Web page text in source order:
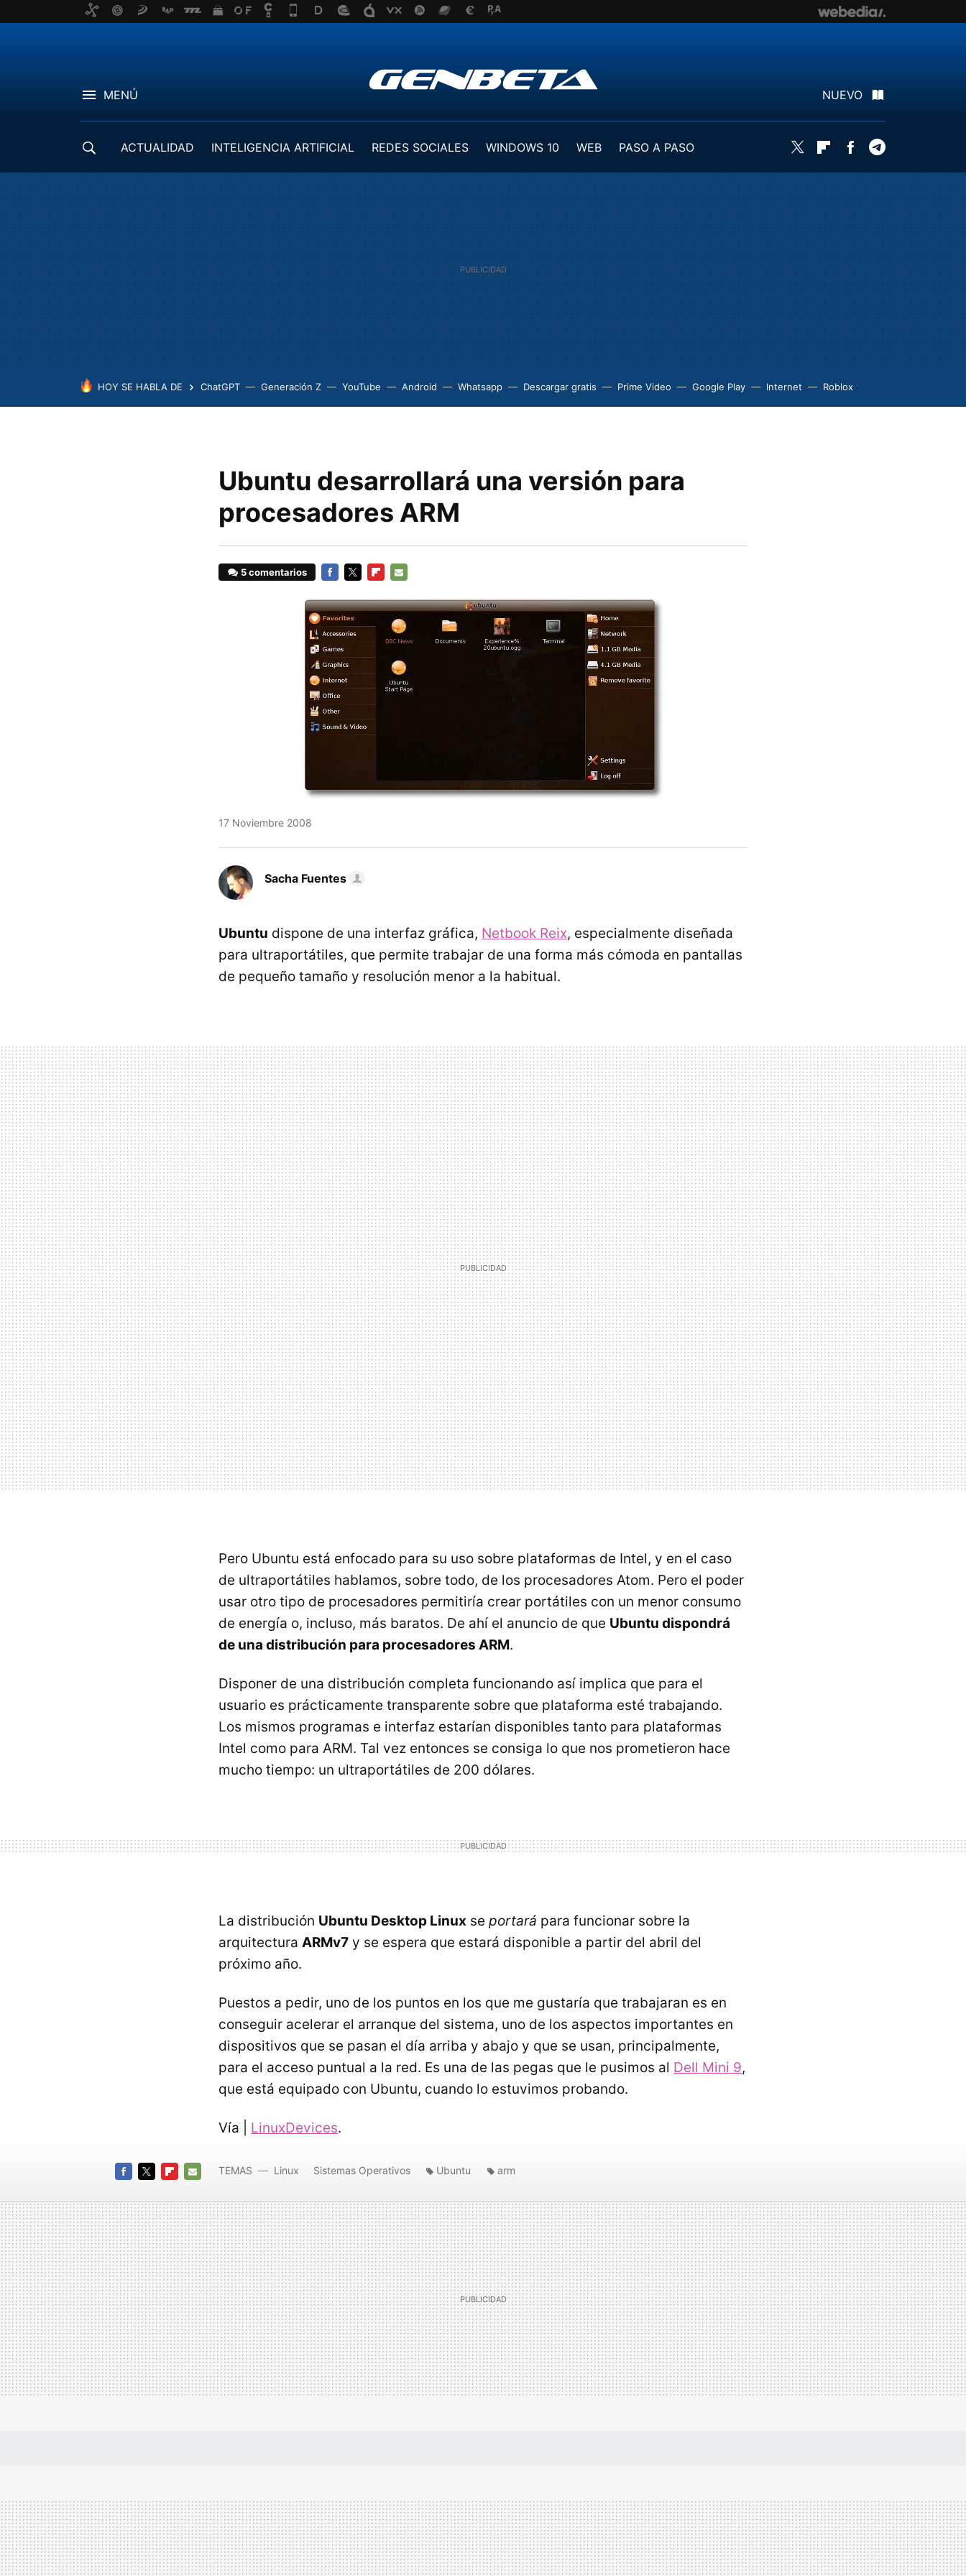
MENÚ NUEVO
ACTUALIDAD INTELIGENCIA ARTIFICIAL REDES SOCIALES WINDOWS 10 WEB
PASO A PASO
Twitter FlipboardFacebook
HOY SE HABLA DE ChatGPT Generación Z YouTube Android Whatsapp Descargar gratis Prime Video Google Play Internet Roblox
Ubuntu desarrollará una versión para
procesadores ARM
5 comentarios
MAIL
17 Noviembre 2008
Sacha Fuentes
Ubuntu dispone de una interfaz gráfica, Netbook Reix, especialmente diseñada
para ultraportátiles, que permite trabajar de una forma más cómoda en pantallas
de pequeño tamaño y resolución menor a la habitual.
Pero Ubuntu está enfocado para su uso sobre plataformas de Intel, y en el caso
de ultraportátiles hablamos, sobre todo, de los procesadores Atom. Pero el poder
usar otro tipo de procesadores permitiría crear portátiles con un menor consumo
de energía o, incluso, más baratos. De ahí el anuncio de que Ubuntu dispondrá
de una distribución para procesadores ARM.
Disponer de una distribución completa funcionando así implica que para el
usuario es prácticamente transparente sobre que plataforma esté trabajando.
Los mismos programas e interfaz estarían disponibles tanto para plataformas
Intel como para ARM. Tal vez entonces se consiga lo que nos prometieron hace
mucho tiempo: un ultraportátiles de 200 dólares.
La distribución Ubuntu Desktop Linux se portará para funcionar sobre la
arquitectura ARMv7 y se espera que estará disponible a partir del abril del
próximo año.
Puestos a pedir, uno de los puntos en los que me gustaría que trabajaran es en
conseguir acelerar el arranque del sistema, uno de los aspectos importantes en
dispositivos que se pasan el día arriba y abajo y que se usan, principalmente,
para el acceso puntual a la red. Es una de las pegas que le pusimos al Dell Mini 9,
que está equipado con Ubuntu, cuando lo estuvimos probando.
Vía | LinuxDevices.
MAIL
TEMAS Linux Sistemas Operativos Ubuntu arm